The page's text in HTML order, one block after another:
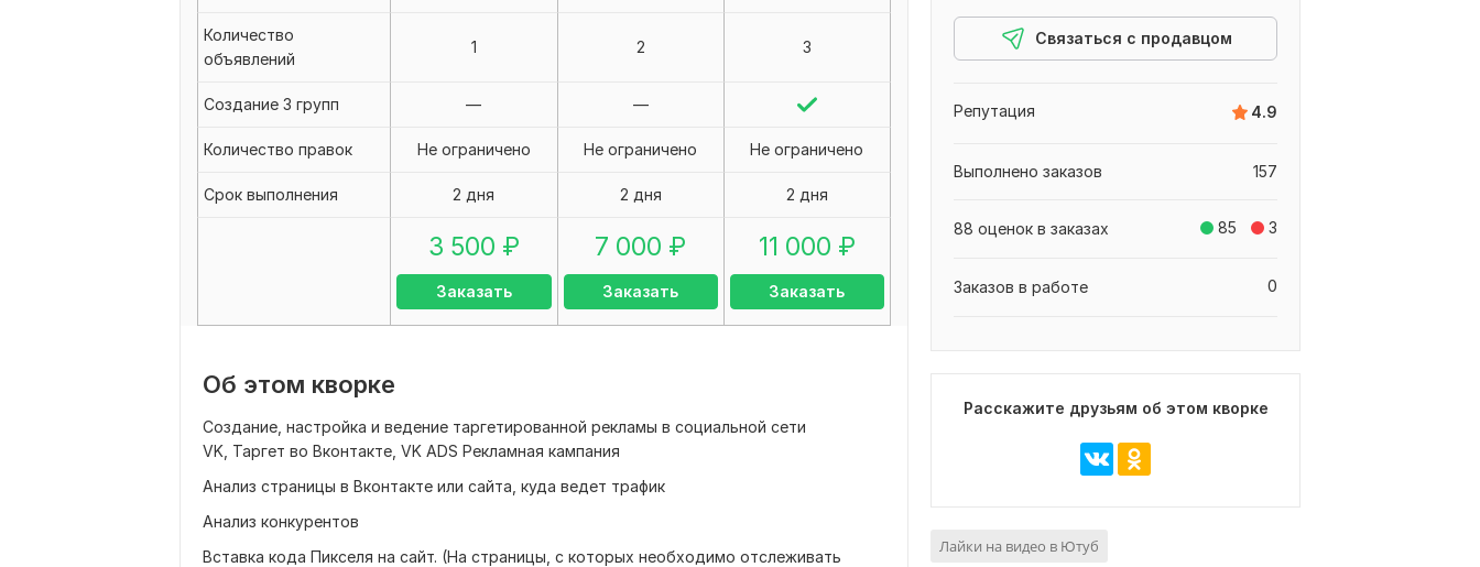
Количество
объявлений
1 2 3
Создание 3 групп — —
Количество правок Не ограничено Не ограничено Не ограничено
Срок выполнения 2 дня 2 дня 2 дня
3 500 ₽
Заказать
7 000 ₽
Заказать
11 000 ₽
Заказать
Об этом кворке
Создание, настройка и ведение таргетированной рекламы в социальной сети
VK, Таргет во Вконтакте, VK ADS Рекламная кампания
Анализ страницы в Вконтакте или сайта, куда ведет трафик
Анализ конкурентов
Вставка кода Пикселя на сайт. (На страницы, с которых необходимо отслеживать
Связаться с продавцом
4.9
Репутация
157
Выполнено заказов
85 3
88 оценок в заказах
0
Заказов в работе
Расскажите друзьям об этом кворке
Лайки на видео в Ютуб